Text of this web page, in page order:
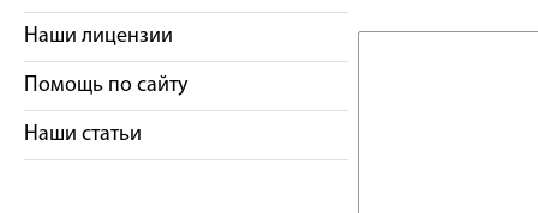
Наши лицензии
Помощь по сайту
Наши статьи